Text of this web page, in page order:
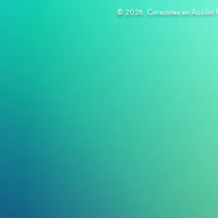
© 2026 Corazones en Acción